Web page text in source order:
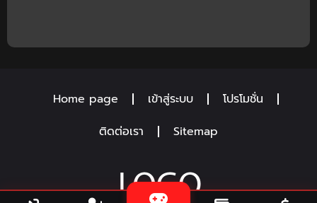
Home page เข้าสู่ระบบ
โปรโมชั่น
ติดต่อเรา
Sitemap